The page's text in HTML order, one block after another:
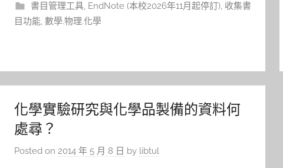
書目管理工具, EndNote (本校2026年11月起停訂), 收集書
目功能, 數學.物理.化學
化學實驗研究與化學品製備的資料何
處尋？
Posted on 2014 年 5 月 8 日 by libtul